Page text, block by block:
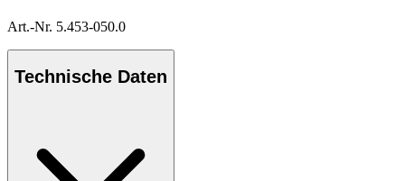
Art.-Nr. 5.453-050.0
Technische Daten